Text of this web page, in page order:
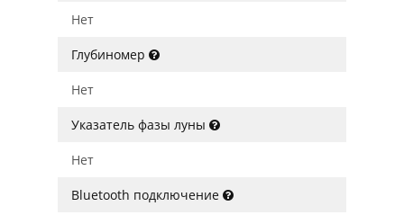
Нет
Глубиномер
Нет
Указатель фазы луны
Нет
Bluetooth подключение